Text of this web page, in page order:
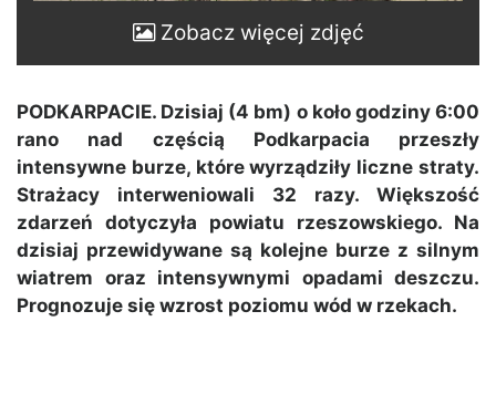
Zobacz więcej zdjęć
PODKARPACIE. Dzisiaj (4 bm) o koło godziny 6:00
rano nad częścią Podkarpacia przeszły
intensywne burze, które wyrządziły liczne straty.
Strażacy interweniowali 32 razy. Większość
zdarzeń dotyczyła powiatu rzeszowskiego. Na
dzisiaj przewidywane są kolejne burze z silnym
wiatrem oraz intensywnymi opadami deszczu.
Prognozuje się wzrost poziomu wód w rzekach.